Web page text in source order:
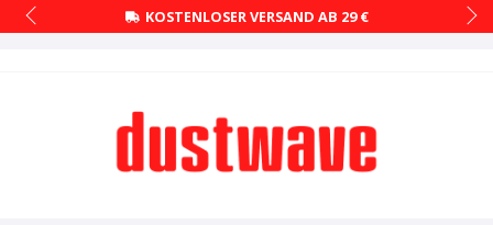
KOSTENLOSER VERSAND AB 29 €